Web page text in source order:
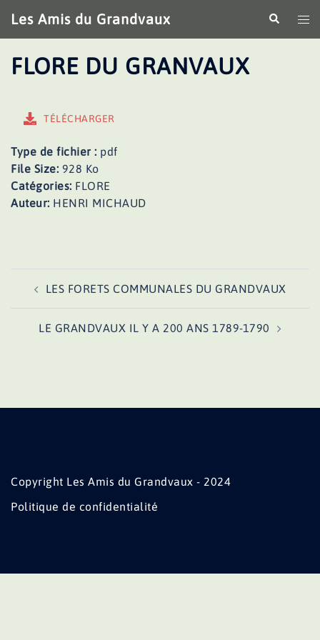
au
contenu
Les Amis du Grandvaux
le
FLORE DU GRANVAUX
TÉLÉCHARGER
Type de fichier : pdf
File Size: 928 Ko
Catégories: FLORE
Auteur: HENRI MICHAUD
d’article
LES FORETS COMMUNALES DU GRANDVAUX
LE GRANDVAUX IL Y A 200 ANS 1789-1790
Copyright Les Amis du Grandvaux - 2024
Politique de confidentialité